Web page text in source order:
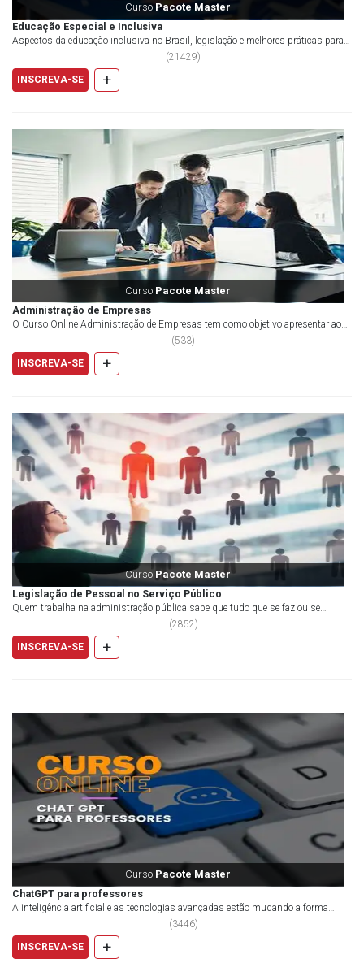
CursoPacote Master
Educação Especial e Inclusiva
Aspectos da educação inclusiva no Brasil, legislação e melhores práticas para
(21429)
INSCREVA-SE
+
Curso Pacote Master
Administração de Empresas
O Curso Online Administração de Empresas tem como objetivo apresentar aos
(533)
INSCREVA-SE
+
Curso Pacote Master
Legislação de Pessoal no Serviço Público
Quem trabalha na administração pública sabe que tudo que se faz ou se
planeja fazer depende de previsão legal. Inc...
(2852)
INSCREVA-SE
+
Curso Pacote Master
ChatGPT para professores
A inteligência artificial e as tecnologias avançadas estão mudando a forma
como pensamos sobre a Educação e esta no...
(3446)
INSCREVA-SE
+